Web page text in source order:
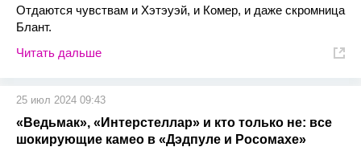
Отдаются чувствам и Хэтэуэй, и Комер, и даже скромница
Блант.
Читать дальше
25 июл 2024 09:43
«Ведьмак», «Интерстеллар» и кто только не: все
шокирующие камео в «Дэдпуле и Росомахе»